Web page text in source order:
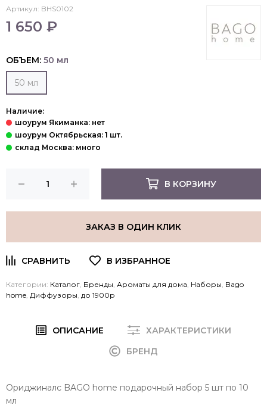
Артикул: BHS0102
1 650 ₽
ОБЪЕМ: 50 мл
50 мл
Наличие:
В КОРЗИНУ
ЗАКАЗ В ОДИН КЛИК
Категории: Каталог Бренды Ароматы для дома Наборы Bago
home Диффузоры до 1900р
ОПИСАНИЕ
ХАРАКТЕРИСТИКИ
БРЕНД
Ориджиналс BAGO home подарочный набор 5 шт по 10
мл